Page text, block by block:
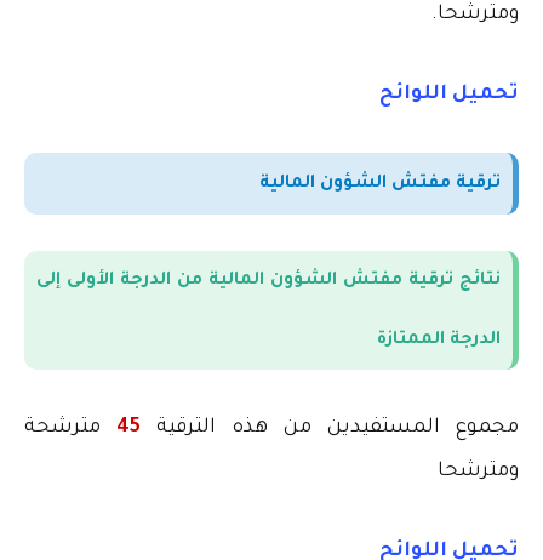
ومترشحا.
تحميل اللوائح
ترقية مفتش الشؤون المالية
نتائج ترقية مفتش الشؤون المالية من الدرجة الأولى إلى
الدرجة الممتازة
مجموع المستفيدين من هذه الترقية 45
مترشحة
ومترشحا
تحميل اللوائح